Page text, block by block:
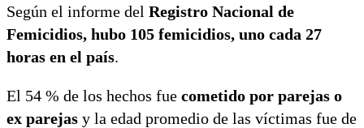
Según el informe del Registro Nacional de
Femicidios, hubo 105 femicidios, uno cada 27
horas en el país.
El 54 % de los hechos fue cometido por parejas o
ex parejas y la edad promedio de las víctimas fue de